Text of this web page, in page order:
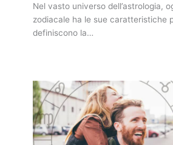
Nel vasto universo dell’astrologia,
zodiacale ha le sue caratteristiche
definiscono la…